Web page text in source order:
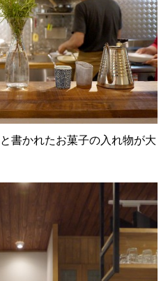
書かれたお菓子の入れ物が大